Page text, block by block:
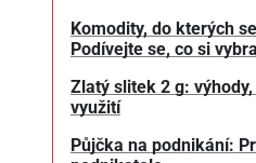
Komodity, do kterých
Podívejte se, co si
Zlatý slitek 2 g:
využití
Půjčka na podnikání: